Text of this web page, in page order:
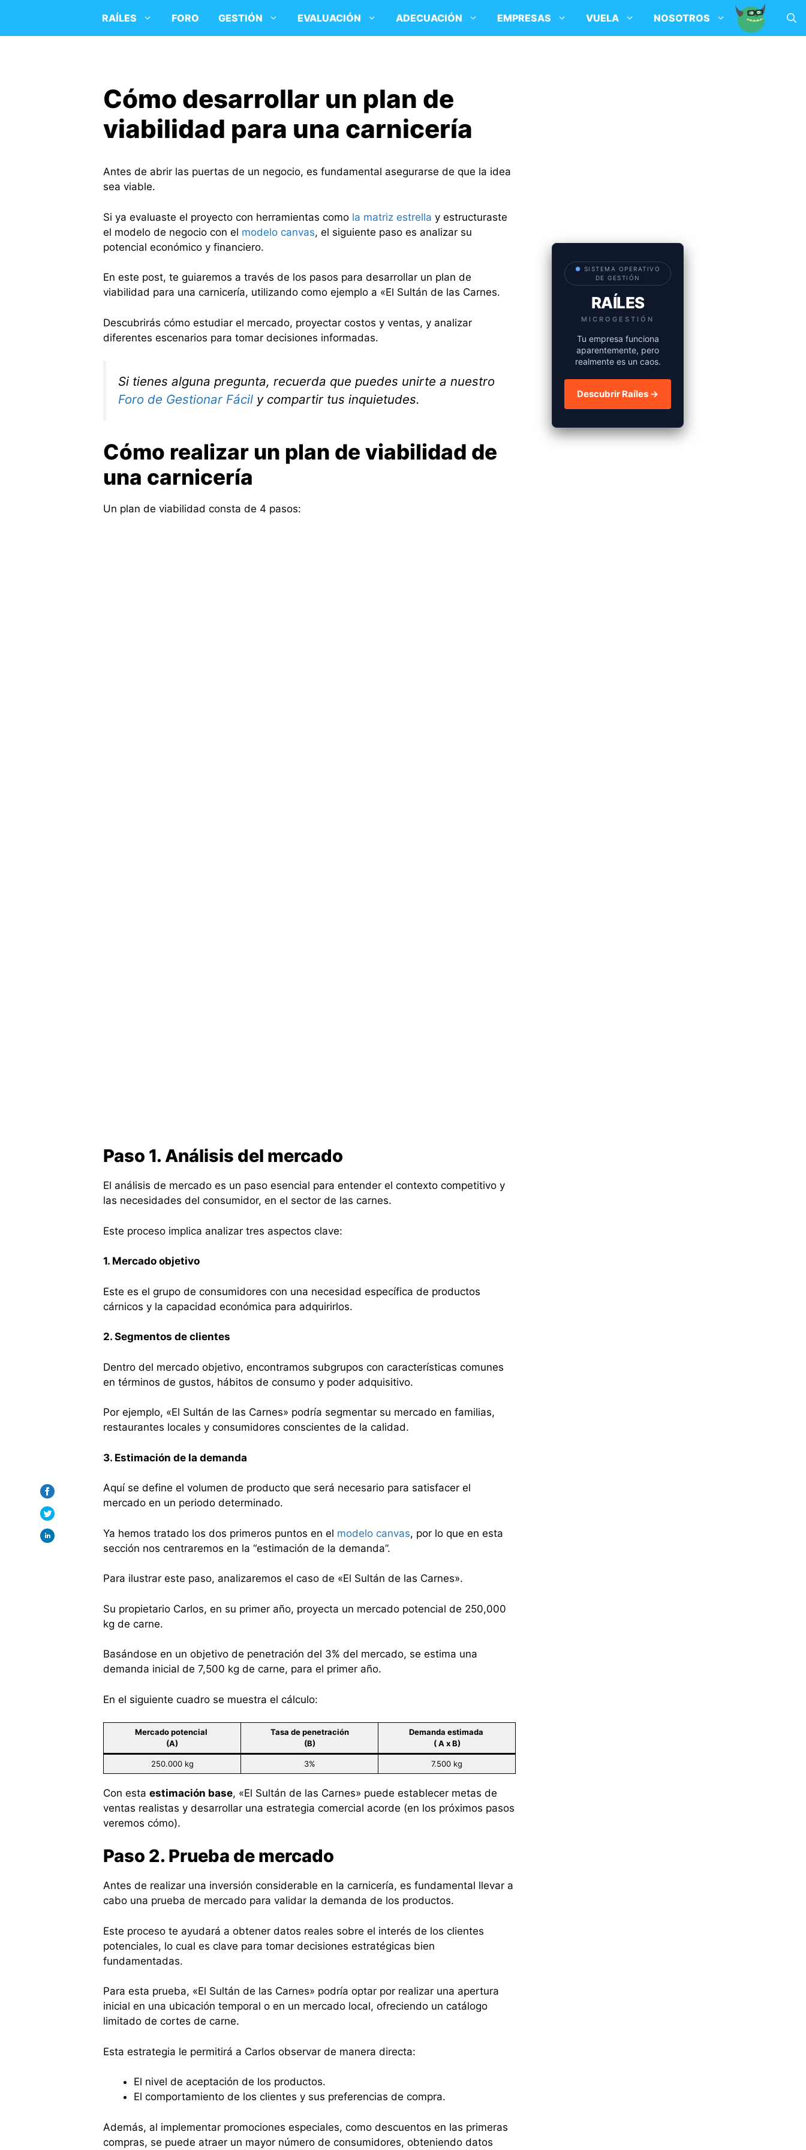
contenido
RAÍLES FORO GESTIÓN EVALUACIÓN ADECUACIÓN EMPRESAS VUELA NOSOTROS
Cómo desarrollar un plan de
viabilidad para una carnicería
Antes de abrir las puertas de un negocio, es fundamental asegurarse de que la idea
sea viable.
Si ya evaluaste el proyecto con herramientas como la matriz estrella y estructuraste
el modelo de negocio con el modelo canvas, el siguiente paso es analizar su
potencial económico y financiero.
En este post, te guiaremos a través de los pasos para desarrollar un plan de
viabilidad para una carnicería, utilizando como ejemplo a «El Sultán de las Carnes.
Descubrirás cómo estudiar el mercado, proyectar costos y ventas, y analizar
diferentes escenarios para tomar decisiones informadas.
Si tienes alguna pregunta, recuerda que puedes unirte a nuestro
Foro de Gestionar Fácil y compartir tus inquietudes.
Cómo realizar un plan de viabilidad de
una carnicería
Un plan de viabilidad consta de 4 pasos:
Paso 1. Análisis del mercado
El análisis de mercado es un paso esencial para entender el contexto competitivo y
las necesidades del consumidor, en el sector de las carnes.
Este proceso implica analizar tres aspectos clave:
1. Mercado objetivo
Este es el grupo de consumidores con una necesidad específica de productos
cárnicos y la capacidad económica para adquirirlos.
2. Segmentos de clientes
Dentro del mercado objetivo, encontramos subgrupos con características comunes
en términos de gustos, hábitos de consumo y poder adquisitivo.
Por ejemplo, «El Sultán de las Carnes» podría segmentar su mercado en familias,
restaurantes locales y consumidores conscientes de la calidad.
3. Estimación de la demanda
Aquí se define el volumen de producto que será necesario para satisfacer el
mercado en un periodo determinado.
Ya hemos tratado los dos primeros puntos en el modelo canvas, por lo que en esta
sección nos centraremos en la “estimación de la demanda”.
Para ilustrar este paso, analizaremos el caso de «El Sultán de las Carnes».
Su propietario Carlos, en su primer año, proyecta un mercado potencial de 250,000
kg de carne.
Basándose en un objetivo de penetración del 3% del mercado, se estima una
demanda inicial de 7,500 kg de carne, para el primer año.
En el siguiente cuadro se muestra el cálculo:
Mercado potencial
(A)
Tasa de penetración
(B)
Demanda estimada
( A x B)
250.000 kg 3% 7.500 kg
Con esta estimación base, «El Sultán de las Carnes» puede establecer metas de
ventas realistas y desarrollar una estrategia comercial acorde (en los próximos pasos
veremos cómo).
Paso 2. Prueba de mercado
Antes de realizar una inversión considerable en la carnicería, es fundamental llevar a
cabo una prueba de mercado para validar la demanda de los productos.
Este proceso te ayudará a obtener datos reales sobre el interés de los clientes
potenciales, lo cual es clave para tomar decisiones estratégicas bien
fundamentadas.
Para esta prueba, «El Sultán de las Carnes» podría optar por realizar una apertura
inicial en una ubicación temporal o en un mercado local, ofreciendo un catálogo
limitado de cortes de carne.
Esta estrategia le permitirá a Carlos observar de manera directa:
El nivel de aceptación de los productos.
El comportamiento de los clientes y sus preferencias de compra.
Además, al implementar promociones especiales, como descuentos en las primeras
compras, se puede atraer un mayor número de consumidores, obteniendo datos
● SISTEMA OPERATIVO
DE GESTIÓN
RAÍLES
MICROGESTIÓN
Tu empresa funciona
aparentemente, pero
realmente es un caos.
Descubrir Raíles →